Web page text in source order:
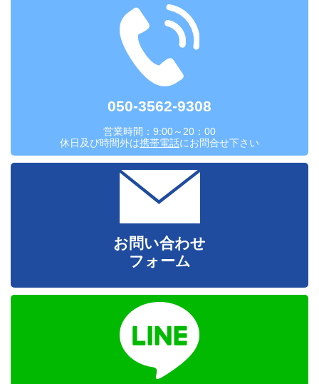
050-3562-9308
営業時間：9:00～20：00
休日及び時間外は携帯電話にお問合せ下さい
お問い合わせ
フォーム